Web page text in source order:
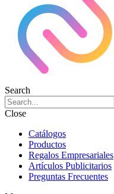
Search
Close
Catálogos
Productos
Regalos Empresariales
Artículos Publicitarios
Preguntas Frecuentes